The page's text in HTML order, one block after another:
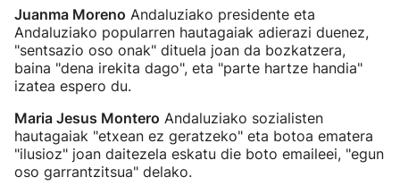
Juanma Moreno Andaluziako presidente eta
Andaluziako popularren hautagaiak adierazi duenez,
"sentsazio oso onak" dituela joan da bozkatzera,
baina "dena irekita dago", eta "parte hartze handia"
izatea espero du.
Maria Jesus Montero Andaluziako sozialisten
hautagaiak "etxean ez geratzeko" eta botoa ematera
"ilusioz" joan daitezela eskatu die boto emaileei, "egun
oso garrantzitsua" delako.